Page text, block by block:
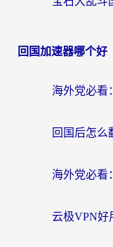
回国加速器哪个好